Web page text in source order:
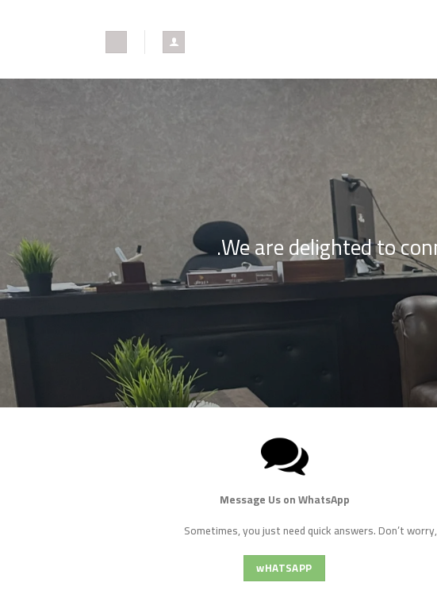
We are delighted to
Message Us on WhatsApp
Sometimes, you just need quick answers. Don’t
wHATSAPP